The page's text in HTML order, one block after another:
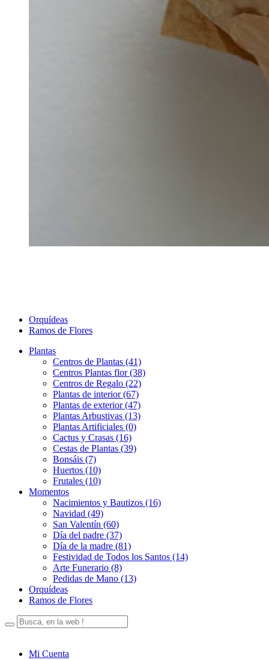
Orquídeas
Ramos de Flores
Plantas
Centros de Plantas (41)
Centros Plantas flor (38)
Centros de Regalo (22)
Plantas de interior (67)
Plantas de exterior (47)
Plantas Arbustivas (13)
Plantas Artificiales (0)
Cactus y Crasas (16)
Cestas de Plantas (39)
Bonsáis (7)
Huertos (10)
Frutales (10)
Momentos
Nacimientos y Bautizos (16)
Navidad (49)
San Valentín (60)
Día del padre (37)
Día de la madre (81)
Festividad de Todos los Santos (14)
Arte Funerario (8)
Pedidas de Mano (13)
Orquídeas
Ramos de Flores
Mi Cuenta